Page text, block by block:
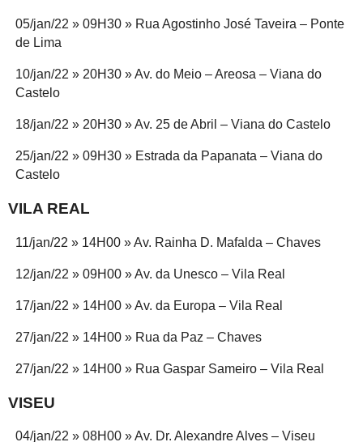
05/jan/22 » 09H30 » Rua Agostinho José Taveira – Ponte
de Lima
10/jan/22 » 20H30 » Av. do Meio – Areosa – Viana do
Castelo
18/jan/22 » 20H30 » Av. 25 de Abril – Viana do Castelo
25/jan/22 » 09H30 » Estrada da Papanata – Viana do
Castelo
VILA REAL
11/jan/22 » 14H00 » Av. Rainha D. Mafalda – Chaves
12/jan/22 » 09H00 » Av. da Unesco – Vila Real
17/jan/22 » 14H00 » Av. da Europa – Vila Real
27/jan/22 » 14H00 » Rua da Paz – Chaves
27/jan/22 » 14H00 » Rua Gaspar Sameiro – Vila Real
VISEU
04/jan/22 » 08H00 » Av. Dr. Alexandre Alves – Viseu